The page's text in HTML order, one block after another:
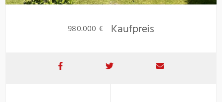
980.000 € Kaufpreis